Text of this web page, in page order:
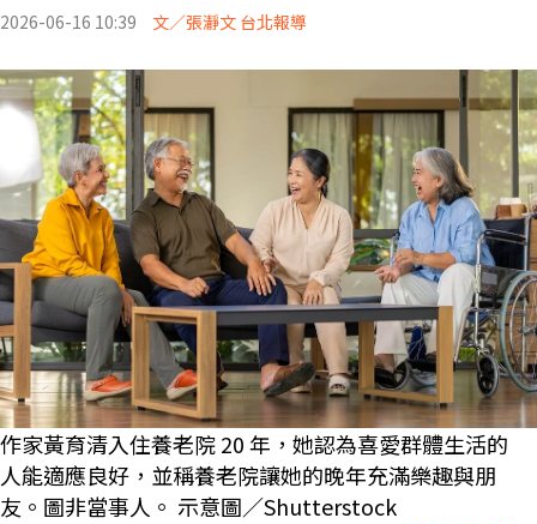
2026-06-16 10:39 文／張瀞文 台北報導
作家黃育清入住養老院 20 年，她認為喜愛群體生活的
人能適應良好，並稱養老院讓她的晚年充滿樂趣與朋
友。圖非當事人。 示意圖／Shutterstock